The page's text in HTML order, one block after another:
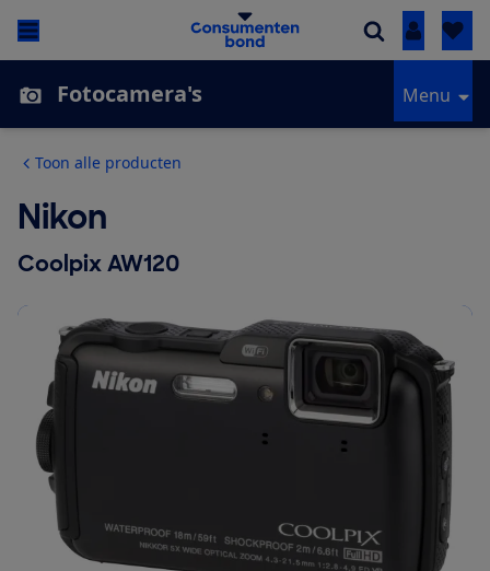
Inloggen
Fotocamera's Menu
Toon alle producten
Nikon
Coolpix AW120